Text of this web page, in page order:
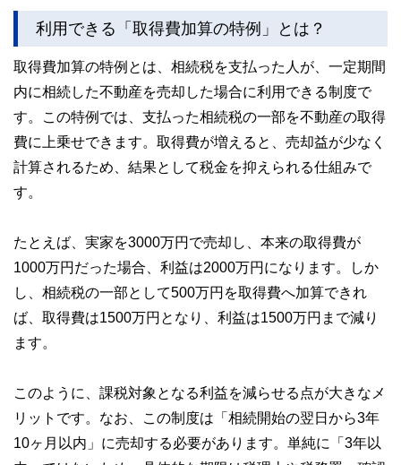
利用できる「取得費加算の特例」とは？
取得費加算の特例とは、相続税を支払った人が、一定期間
内に相続した不動産を売却した場合に利用できる制度で
す。この特例では、支払った相続税の一部を不動産の取得
費に上乗せできます。取得費が増えると、売却益が少なく
計算されるため、結果として税金を抑えられる仕組みで
す。
たとえば、実家を3000万円で売却し、本来の取得費が
1000万円だった場合、利益は2000万円になります。しか
し、相続税の一部として500万円を取得費へ加算できれ
ば、取得費は1500万円となり、利益は1500万円まで減り
ます。
このように、課税対象となる利益を減らせる点が大きなメ
リットです。なお、この制度は「相続開始の翌日から3年
10ヶ月以内」に売却する必要があります。単純に「3年以